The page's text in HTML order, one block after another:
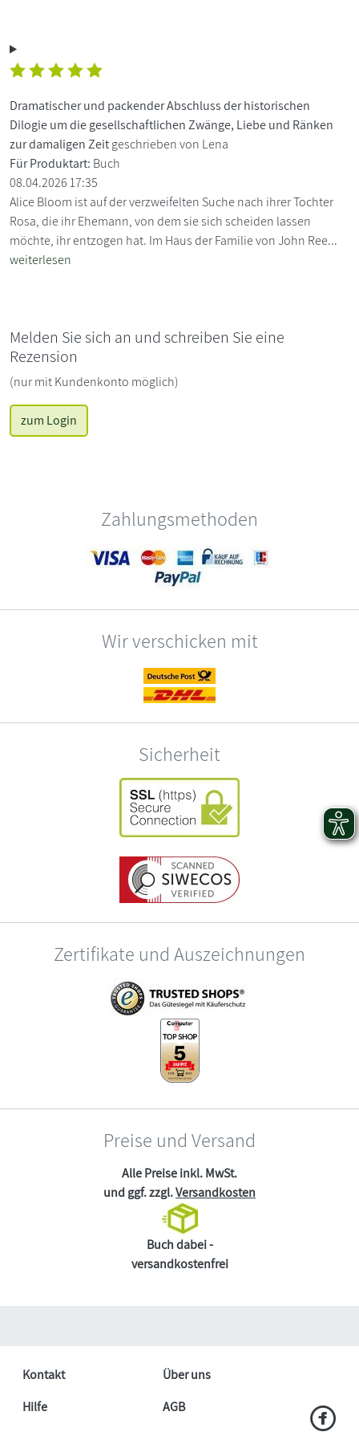
Dramatischer und packender Abschluss der historischen
Dilogie um die gesellschaftlichen Zwänge, Liebe und Ränken
zur damaligen Zeitgeschrieben von Lena
Für Produktart: Buch
08.04.2026 17:35
Alice Bloom ist auf der verzweifelten Suche nach ihrer Tochter
Rosa, die ihr Ehemann, von dem sie sich scheiden lassen
möchte, ihr entzogen hat. Im Haus der Familie von John Ree...
weiterlesen
Melden Sie sich an und schreiben Sie eine
Rezension
(nur mit Kundenkonto möglich)
zum Login
Zahlungsmethoden
Wir verschicken mit
Sicherheit
Zertifikate und Auszeichnungen
Preise und Versand
Alle Preise inkl. MwSt.
und ggf. zzgl.Versandkosten
Buch dabei -
versandkostenfrei
Kontakt
Über uns
Hilfe
AGB